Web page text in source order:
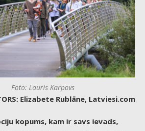
Foto: Lauris Karpovs
Elizabete Rublāne, Latviesi.com
kopums, kam ir savs ievads,